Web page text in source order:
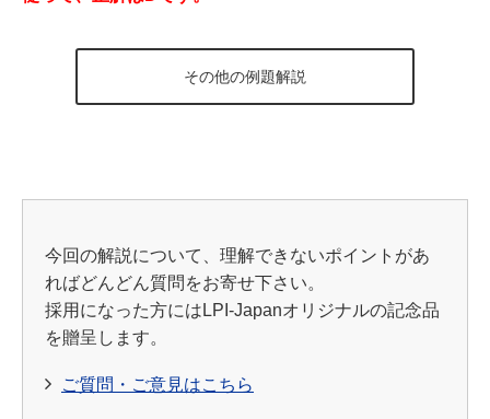
その他の例題解説
今回の解説について、理解できないポイントがあ
ればどんどん質問をお寄せ下さい。
採用になった方にはLPI-Japanオリジナルの記念品
を贈呈します。
ご質問・ご意見はこちら